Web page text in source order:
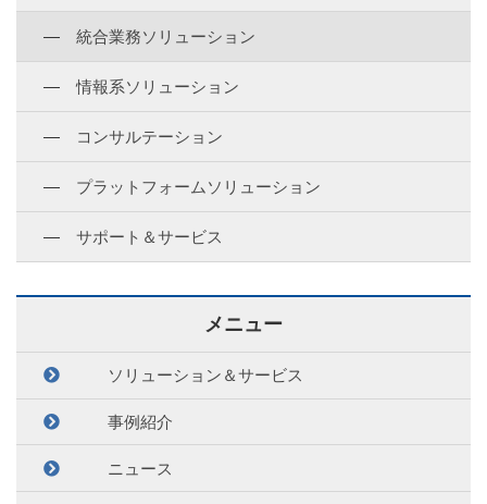
統合業務ソリューション
情報系ソリューション
コンサルテーション
プラットフォームソリューション
サポート＆サービス
メニュー
ソリューション＆サービス
事例紹介
ニュース